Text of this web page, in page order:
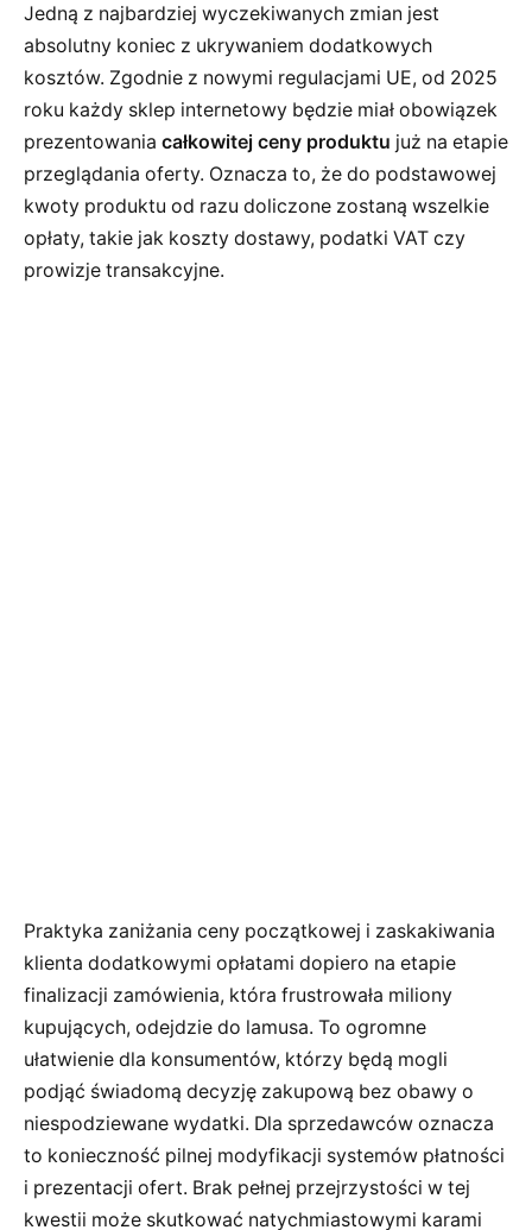
Jedną z najbardziej wyczekiwanych zmian jest
absolutny koniec z ukrywaniem dodatkowych
kosztów. Zgodnie z nowymi regulacjami UE, od 2025
roku każdy sklep internetowy będzie miał obowiązek
prezentowania całkowitej ceny produktu już na etapie
przeglądania oferty. Oznacza to, że do podstawowej
kwoty produktu od razu doliczone zostaną wszelkie
opłaty, takie jak koszty dostawy, podatki VAT czy
prowizje transakcyjne.
Praktyka zaniżania ceny początkowej i zaskakiwania
klienta dodatkowymi opłatami dopiero na etapie
finalizacji zamówienia, która frustrowała miliony
kupujących, odejdzie do lamusa. To ogromne
ułatwienie dla konsumentów, którzy będą mogli
podjąć świadomą decyzję zakupową bez obawy o
niespodziewane wydatki. Dla sprzedawców oznacza
to konieczność pilnej modyfikacji systemów płatności
i prezentacji ofert. Brak pełnej przejrzystości w tej
kwestii może skutkować natychmiastowymi karami